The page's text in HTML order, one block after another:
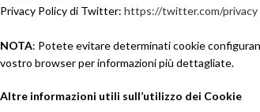
Privacy Policy di Twitter: https://twitter.com/privacy
NOTA: Potete evitare determinati cookie
vostro browser per informazioni più dettagliate.
Altre informazioni utili sull’utilizzo dei Cookie